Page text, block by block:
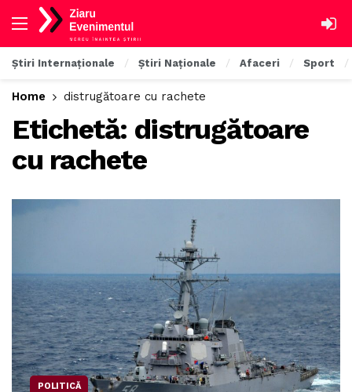
Știri Internaționale Știri Naționale Afaceri Sport
Home distrugătoare cu rachete
Etichetă: distrugătoare
cu rachete
POLITICĂ